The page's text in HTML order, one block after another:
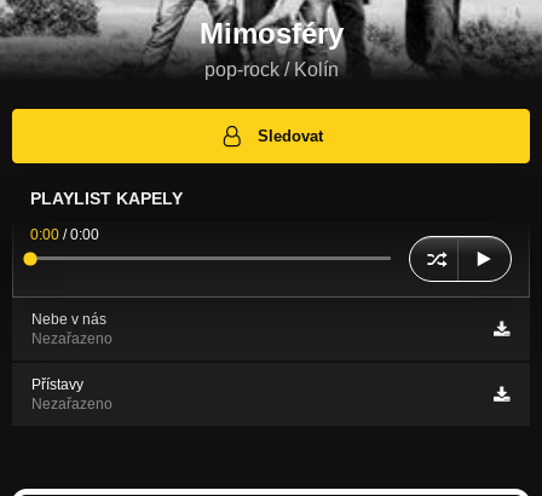
Mimosféry
pop-rock / Kolín
Sledovat
PLAYLIST KAPELY
0:00 /0:00
Nebe v nás
Nezařazeno
Přístavy
Nezařazeno